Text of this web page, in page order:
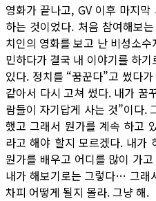
영화가 끝나고, GV 이후 마지
하는 것이었다. 처음 참여해보
치인의 영화를 보고 난 비성소
민하다가 결국 내 이야기를 하
있다. 정치를 “꿈꾼다”고 썼다
같아서 다시 고쳐 썼다. 내가 꿈
람들이 자기답게 사는 것”이다.
했고 그래서 뭔가를 계속 하고
라고 해야 할지 모르겠다. 내가
뭔가를 배우고 어디를 많이 가
내가 해보기로는 그렇다… 그래
차피 어떻게 될지 몰라. 그냥 해.